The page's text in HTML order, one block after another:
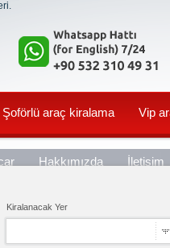
Şoförlü araç kiralama Vip
Hakkımızda İletişim
Kiralanacak Yer